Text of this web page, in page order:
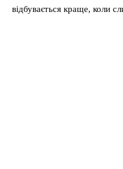
відбувається краще, коли